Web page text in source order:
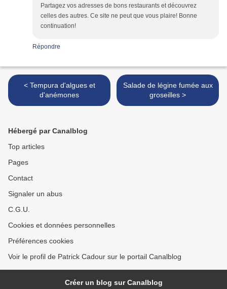
Partagez vos adresses de bons restaurants et découvrez
celles des autres. Ce site ne peut que vous plaire! Bonne
continuation!
Répondre
< Tempura d'algues et
d'anémones
Salade de légine fumée aux
groseilles >
Hébergé par Canalblog
Top articles
Pages
Contact
Signaler un abus
C.G.U.
Cookies et données personnelles
Préférences cookies
Voir le profil de Patrick Cadour sur le portail Canalblog
Créer un blog sur Canalblog